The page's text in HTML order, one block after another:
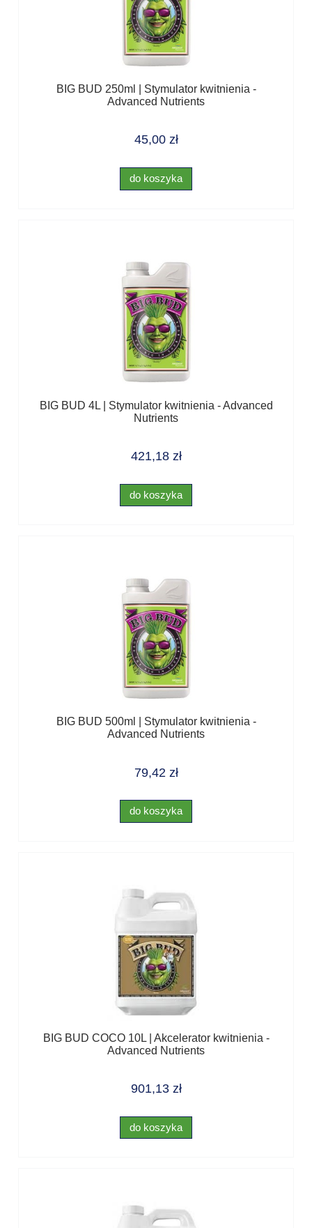
BIG BUD 250ml | Stymulator kwitnienia -
Advanced Nutrients
45,00 zł
do koszyka
BIG BUD 4L | Stymulator kwitnienia - Advanced
Nutrients
421,18 zł
do koszyka
BIG BUD 500ml | Stymulator kwitnienia -
Advanced Nutrients
79,42 zł
do koszyka
BIG BUD COCO 10L | Akcelerator kwitnienia -
Advanced Nutrients
901,13 zł
do koszyka